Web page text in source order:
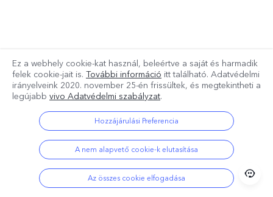
Ez a webhely cookie-kat használ, beleértve a saját és harmadik
felek cookie-jait is. További információ itt található. Adatvédelmi
irányelveink 2020. november 25-én frissültek, és megtekintheti a
legújabb vivo Adatvédelmi szabályzat.
Hozzájárulási Preferencia
A nem alapvető cookie-k elutasítása
Az összes cookie elfogadása